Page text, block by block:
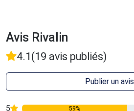
Avis Rivalin
4.1 (19 avis publiés)
Publier un avis
5 59%